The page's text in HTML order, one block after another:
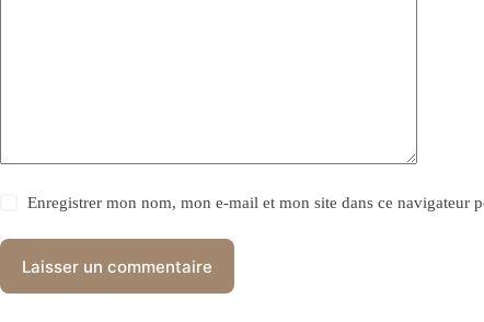
Enregistrer mon nom, mon e-mail et mon site dans ce navigateur
Laisser un commentaire